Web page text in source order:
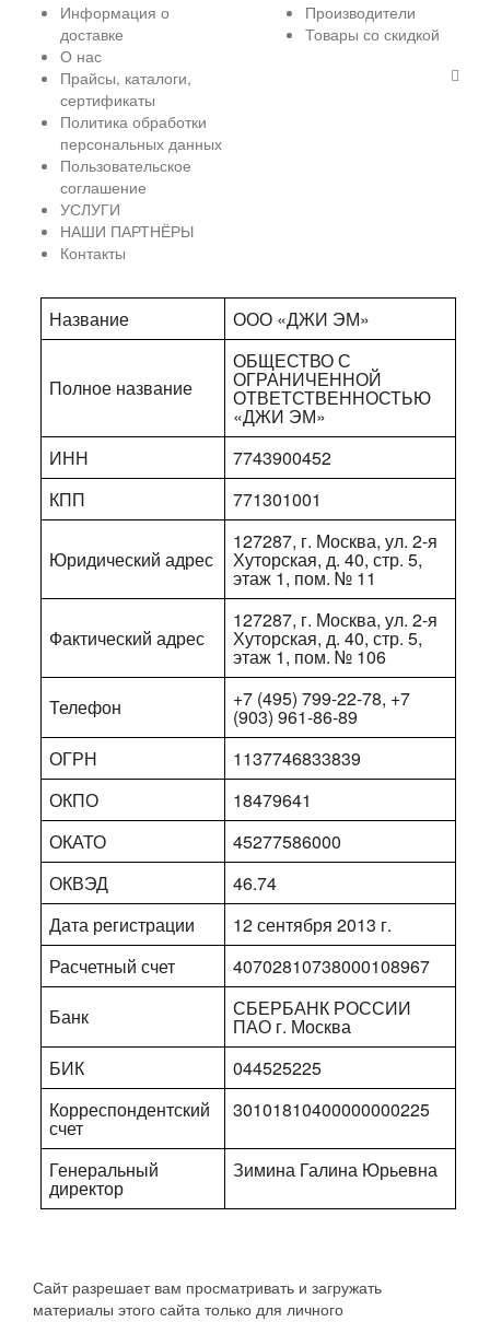
Информация о
доставке
О нас
Прайсы, каталоги,
сертификаты
Политика обработки
персональных данных
Пользовательское
соглашение
УСЛУГИ
НАШИ ПАРТНЁРЫ
Контакты
Производители
Товары со скидкой
Название ООО «ДЖИ ЭМ»
Полное название
ОБЩЕСТВО С
ОГРАНИЧЕННОЙ
ОТВЕТСТВЕННОСТЬЮ
«ДЖИ ЭМ»
ИНН
7743900452
КПП
771301001
Юридический адрес
127287, г. Москва, ул. 2-я
Хуторская, д. 40, стр. 5,
этаж 1, пом. № 11
Фактический адрес
127287, г. Москва, ул. 2-я
Хуторская, д. 40, стр. 5,
этаж 1, пом. № 106
Телефон
+7 (495) 799-22-78, +7
(903) 961-86-89
ОГРН
1137746833839
ОКПО
18479641
ОКАТО
45277586000
ОКВЭД
46.74
Дата регистрации
12 сентября 2013 г.
Расчетный счет
40702810738000108967
Банк
СБЕРБАНК РОССИИ
ПАО г. Москва
БИК
044525225
Корреспондентский
счет
30101810400000000225
Генеральный
директор
Зимина Галина Юрьевна
Сайт разрешает вам просматривать и загружать
материалы этого сайта только для личного